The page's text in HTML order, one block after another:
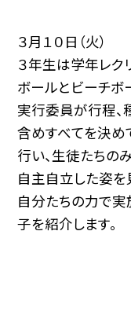
３月１０日（火）
３年生は学年レク
ボールとビーチボ
実行委員が行程、
含めすべてを決め
行い、生徒たちの
自主自立した姿を
自分たちの力で実
子を紹介します。